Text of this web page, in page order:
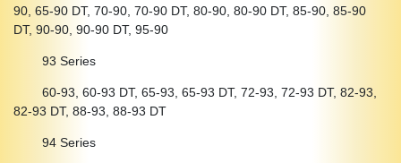
90, 65-90 DT, 70-90, 70-90 DT, 80-90, 80-90 DT, 85-90, 85-90
DT, 90-90, 90-90 DT, 95-90
93 Series
60-93, 60-93 DT, 65-93, 65-93 DT, 72-93, 72-93 DT, 82-93,
82-93 DT, 88-93, 88-93 DT
94 Series